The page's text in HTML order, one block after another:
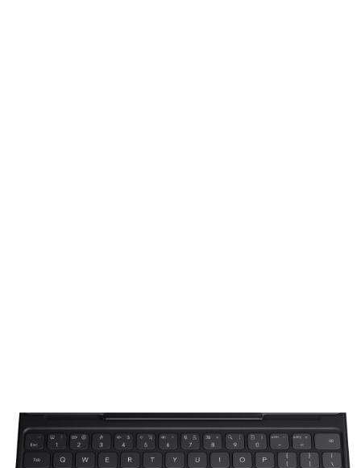
Die integrierte Sprach zu Text Funktion
ermöglicht es dir, zu sprechen statt zu
tippen.